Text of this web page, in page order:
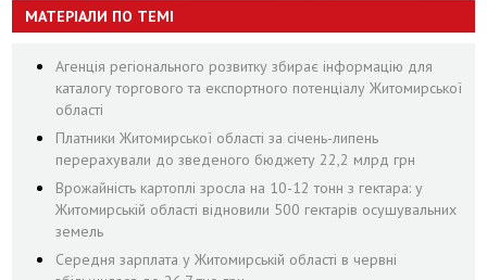
МАТЕРІАЛИ ПО ТЕМІ
Агенція регіонального розвитку збирає інформацію для
каталогу торгового та експортного потенціалу Житомирської
області
Платники Житомирської області за січень-липень
перерахували до зведеного бюджету 22,2 млрд грн
Врожайність картоплі зросла на 10-12 тонн з гектара: у
Житомирській області відновили 500 гектарів осушувальних
земель
Середня зарплата у Житомирській області в червні